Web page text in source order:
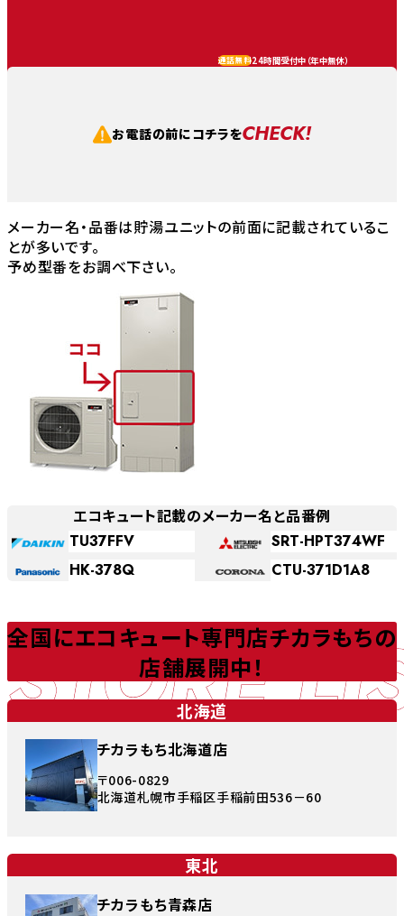
通話無料24時間受付中（年中無休）
お電話の前にコチラをCHECK!
メーカー名・品番は貯湯ユニットの前面に記載されているこ
とが多いです。
予め型番をお調べ下さい。
エコキュート記載のメーカー名と品番例
TU37FFV
SRT-HPT374WF
HK-378Q
CTU-371D1A8
STORE
全国にエコキュート専門店チカラもちの
店舗展開中！
北海道
チカラもち北海道店
〒006-0829
北海道札幌市手稲区手稲前田536－60
東北
チカラもち青森店